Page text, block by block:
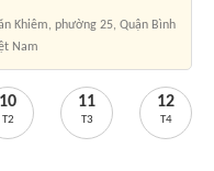
Khiêm, phường 25, Quận Bình
Nam
10
T2
11
T3
12
T4